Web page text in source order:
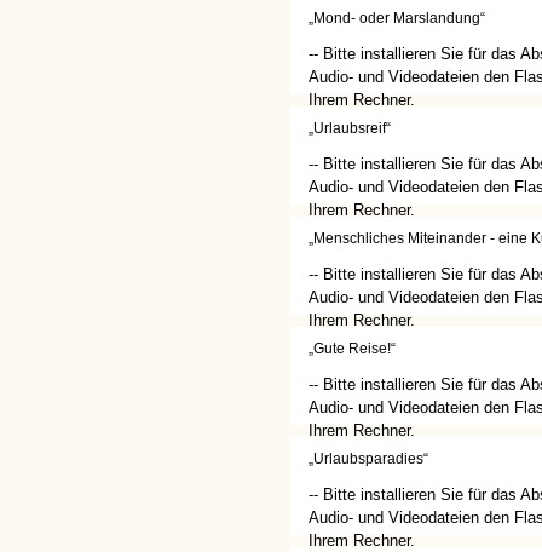
(http://get.adobe.com/de/
„Mond- oder Marslandung“
-- Bitte installieren Sie für das
Audio- und Videodateien den
Ihrem Rechner.
(http://get.adobe.com/de/
„Urlaubsreif“
-- Bitte installieren Sie für das
Audio- und Videodateien den
Ihrem Rechner.
(http://get.adobe.com/de/
„Menschliches Miteinander - eine
-- Bitte installieren Sie für das
Audio- und Videodateien den
Ihrem Rechner.
(http://get.adobe.com/de/
„Gute Reise!“
-- Bitte installieren Sie für das
Audio- und Videodateien den
Ihrem Rechner.
(http://get.adobe.com/de/
„Urlaubsparadies“
-- Bitte installieren Sie für das
Audio- und Videodateien den
Ihrem Rechner.